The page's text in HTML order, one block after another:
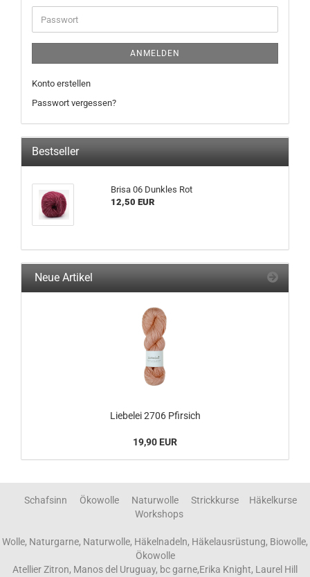
Adresse
Passwort
ANMELDEN
Konto erstellen
Passwort vergessen?
Bestseller
Brisa 06 Dunkles Rot
12,50 EUR
Neue Artikel
Liebelei 2706 Pfirsich
19,90 EUR
Schafsinn Ökowolle Naturwolle Strickkurse Häkelkurse
Workshops
Wolle, Naturgarne, Naturwolle, Häkelnadeln, Häkelausrüstung, Biowolle,
Ökowolle
Atellier Zitron, Manos del Uruguay, bc garne,Erika Knight, Laurel Hill